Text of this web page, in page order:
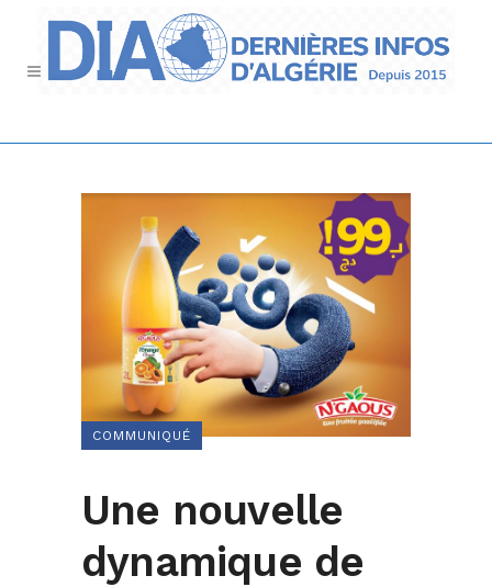
COMMUNIQUÉ
Une nouvelle
dynamique de